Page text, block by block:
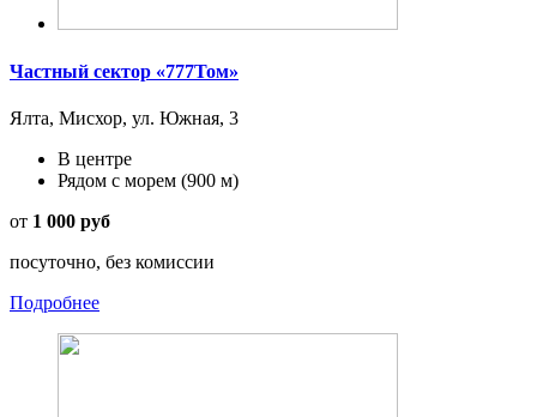
Частный сектор «777Том»
Ялта, Мисхор, ул. Южная, 3
В центре
Рядом с морем (900 м)
от 1 000 руб
посуточно, без комиссии
Подробнее